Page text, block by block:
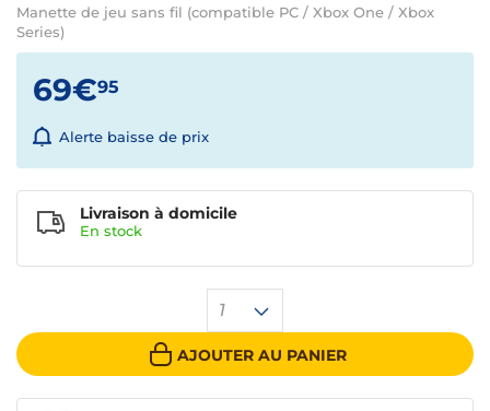
Manette de jeu sans fil (compatible PC / Xbox One / Xbox
Series)
69€95
Alerte baisse de prix
1
AJOUTER AU PANIER
Livraison à domicile
En stock